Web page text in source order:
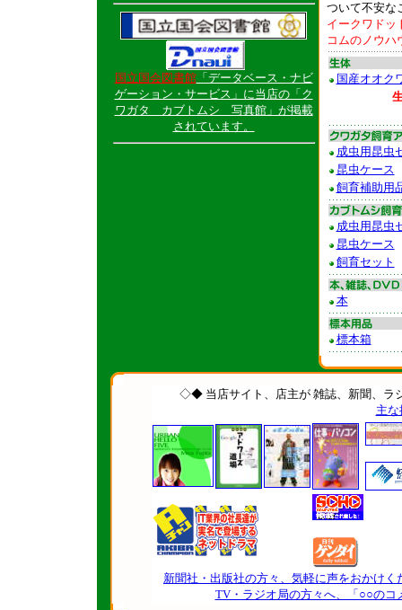
国立国会図書館「データベース・ナビ
ゲーション・サービス」に当店の「ク
ワガタ カブトムシ 写真館」が掲載
されています。
ついて不安な
イークワドッ
コムのノウハ
国産オオク
成虫用昆虫
昆虫ケース
飼育補助用
成虫用昆虫
昆虫ケース
飼育セット
本
標本箱
◇◆ 当店サイト、店主が 雑誌、新聞、ラ
主
新聞社・出版社の方々、気軽に声をおかけ
TV・ラジオ局の方々へ、「○○のコ